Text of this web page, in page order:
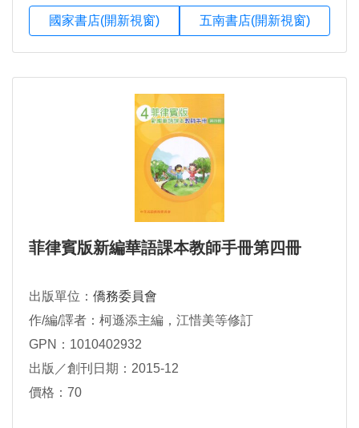
國家書店(開新視窗) 五南書店(開新視窗)
菲律賓版新編華語課本教師手冊第四冊
出版單位： 僑務委員會
作/編/譯者：柯遜添主編，江惜美等修訂
GPN：1010402932
出版／創刊日期：2015-12
價格：70